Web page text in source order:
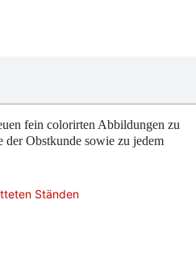
fein colorirten Abbildungen zu
der Obstkunde sowie zu jedem
Ständen